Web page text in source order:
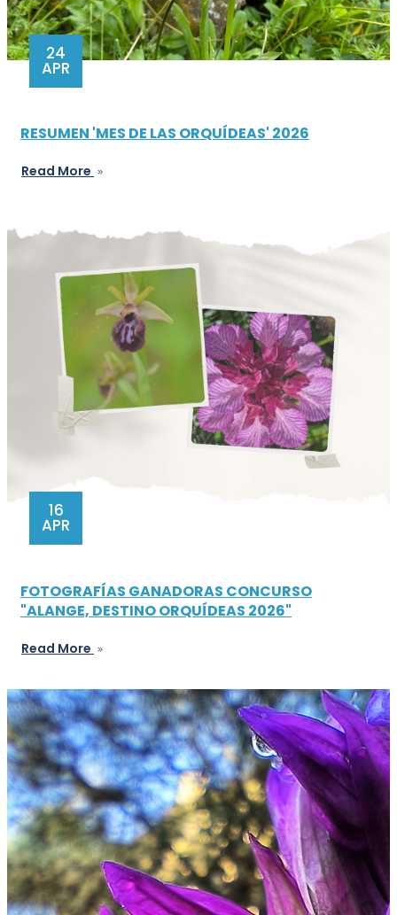
24
APR
RESUMEN 'MES DE LAS ORQUÍDEAS' 2026
Read More
16
APR
FOTOGRAFÍAS GANADORAS CONCURSO
"ALANGE, DESTINO ORQUÍDEAS 2026"
Read More